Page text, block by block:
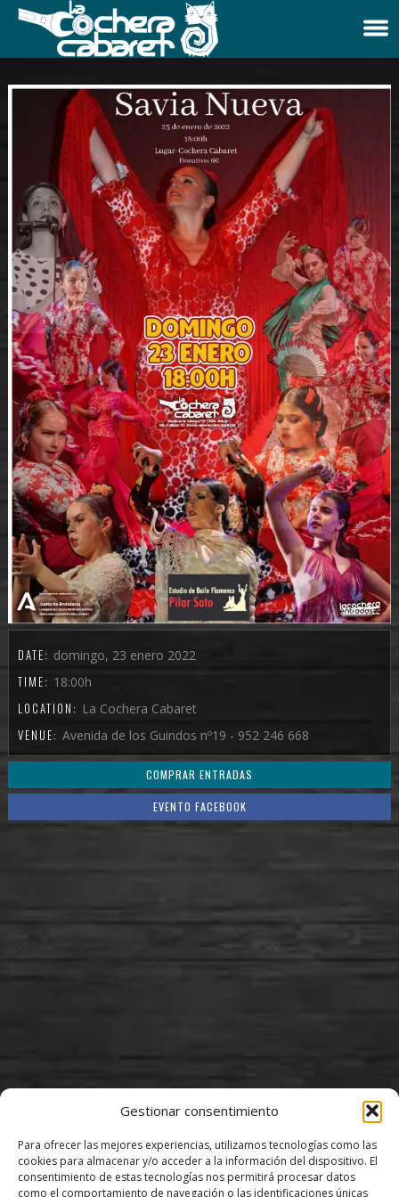
Gestionar consentimiento
Para ofrecer las mejores experiencias, utilizamos tecnologías como las
cookies para almacenar y/o acceder a la información del dispositivo. El
consentimiento de estas tecnologías nos permitirá procesar datos
como el comportamiento de navegación o las identificaciones únicas
DATE: domingo, 23 enero 2022
TIME: 18:00h
LOCATION: La Cochera Cabaret
VENUE: Avenida de los Guindos nº19 - 952 246 668
COMPRAR ENTRADAS
EVENTO FACEBOOK
«SAVIA NUEVA» PILAR SOTO
DOMINGO, 23 ENERO 2022